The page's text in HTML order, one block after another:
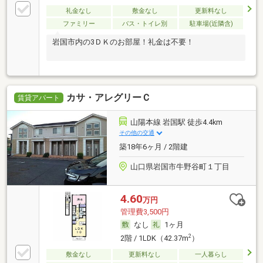
礼金なし 敷金なし
更新料なし
ファミリー
バス・トイレ別 駐車場(近隣含)
岩国市内の3ＤＫのお部屋！礼金は不要！
賃貸アパート カサ・アレグリーＣ
山陽本線 岩国駅 徒歩4.4km
その他の交通
築18年6ヶ月 / 2階建
山口県岩国市牛野谷町１丁目
4.60万円
管理費3,500円
なし
1ヶ月
2階 / 1LDK（42.37m2）
敷金なし 更新料なし
一人暮らし